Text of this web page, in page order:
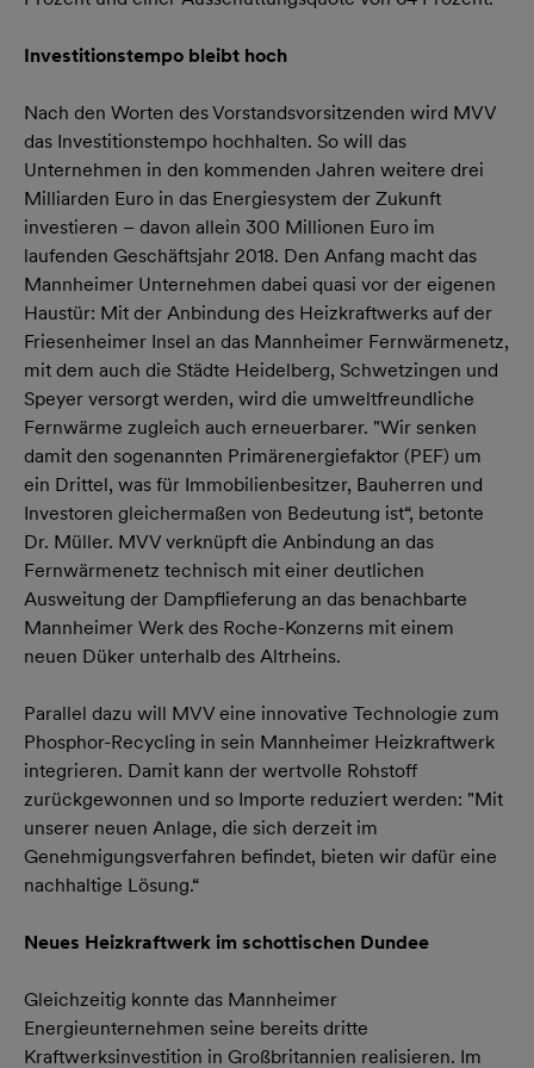
Investitionstempo bleibt hoch
Nach den Worten des Vorstandsvorsitzenden wird MVV
das Investitionstempo hochhalten. So will das
Unternehmen in den kommenden Jahren weitere drei
Milliarden Euro in das Energiesystem der Zukunft
investieren – davon allein 300 Millionen Euro im
laufenden Geschäftsjahr 2018. Den Anfang macht das
Mannheimer Unternehmen dabei quasi vor der eigenen
Haustür: Mit der Anbindung des Heizkraftwerks auf der
Friesenheimer Insel an das Mannheimer Fernwärmenetz,
mit dem auch die Städte Heidelberg, Schwetzingen und
Speyer versorgt werden, wird die umweltfreundliche
Fernwärme zugleich auch erneuerbarer. "Wir senken
damit den sogenannten Primärenergiefaktor (PEF) um
ein Drittel, was für Immobilienbesitzer, Bauherren und
Investoren gleichermaßen von Bedeutung ist“, betonte
Dr. Müller. MVV verknüpft die Anbindung an das
Fernwärmenetz technisch mit einer deutlichen
Ausweitung der Dampflieferung an das benachbarte
Mannheimer Werk des Roche-Konzerns mit einem
neuen Düker unterhalb des Altrheins.
Parallel dazu will MVV eine innovative Technologie zum
Phosphor-Recycling in sein Mannheimer Heizkraftwerk
integrieren. Damit kann der wertvolle Rohstoff
zurückgewonnen und so Importe reduziert werden: "Mit
unserer neuen Anlage, die sich derzeit im
Genehmigungsverfahren befindet, bieten wir dafür eine
nachhaltige Lösung.“
Neues Heizkraftwerk im schottischen Dundee
Gleichzeitig konnte das Mannheimer
Energieunternehmen seine bereits dritte
Kraftwerksinvestition in Großbritannien realisieren. Im